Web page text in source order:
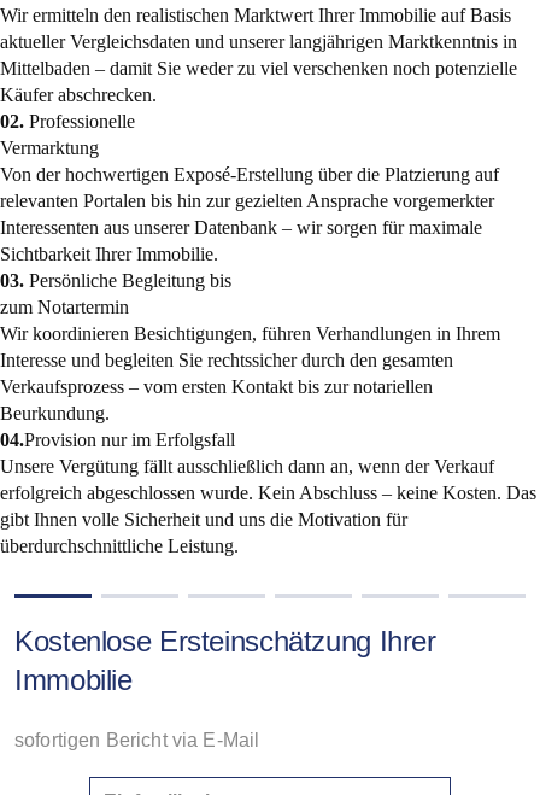
Wir ermitteln den realistischen Marktwert Ihrer Immobilie auf Basis
aktueller Vergleichsdaten und unserer langjährigen Marktkenntnis in
Mittelbaden – damit Sie weder zu viel verschenken noch potenzielle
Käufer abschrecken.
02. Professionelle
Vermarktung
Von der hochwertigen Exposé-Erstellung über die Platzierung auf
relevanten Portalen bis hin zur gezielten Ansprache vorgemerkter
Interessenten aus unserer Datenbank – wir sorgen für maximale
Sichtbarkeit Ihrer Immobilie.
03. Persönliche Begleitung bis
zum Notartermin
Wir koordinieren Besichtigungen, führen Verhandlungen in Ihrem
Interesse und begleiten Sie rechtssicher durch den gesamten
Verkaufsprozess – vom ersten Kontakt bis zur notariellen
Beurkundung.
04.Provision nur im Erfolgsfall
Unsere Vergütung fällt ausschließlich dann an, wenn der Verkauf
erfolgreich abgeschlossen wurde. Kein Abschluss – keine Kosten. Das
gibt Ihnen volle Sicherheit und uns die Motivation für
überdurchschnittliche Leistung.